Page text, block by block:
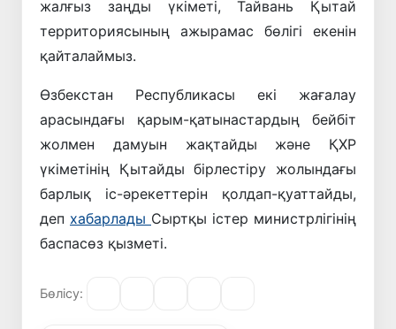
жалғыз заңды үкіметі, Тайвань Қытай
территориясының ажырамас бөлігі екенін
қайталаймыз.
Өзбекстан Республикасы екі жағалау
арасындағы қарым-қатынастардың бейбіт
жолмен дамуын жақтайды және ҚХР
үкіметінің Қытайды бірлестіру жолындағы
барлық іс-әрекеттерін қолдап-қуаттайды,
деп хабарлады Сыртқы істер министрлігінің
баспасөз қызметі.
Бөлісу: